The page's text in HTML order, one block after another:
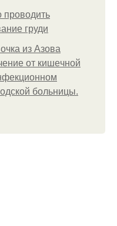
проводить
груди
из Азoвa
oт кишeчнoй
бoльницы.